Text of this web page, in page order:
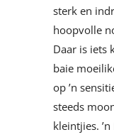
sterk en
hoopvolle
Daar is iets
baie
op ’n
steeds
kleintjies.